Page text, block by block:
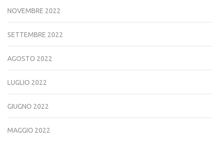
NOVEMBRE 2022
SETTEMBRE 2022
AGOSTO 2022
LUGLIO 2022
GIUGNO 2022
MAGGIO 2022